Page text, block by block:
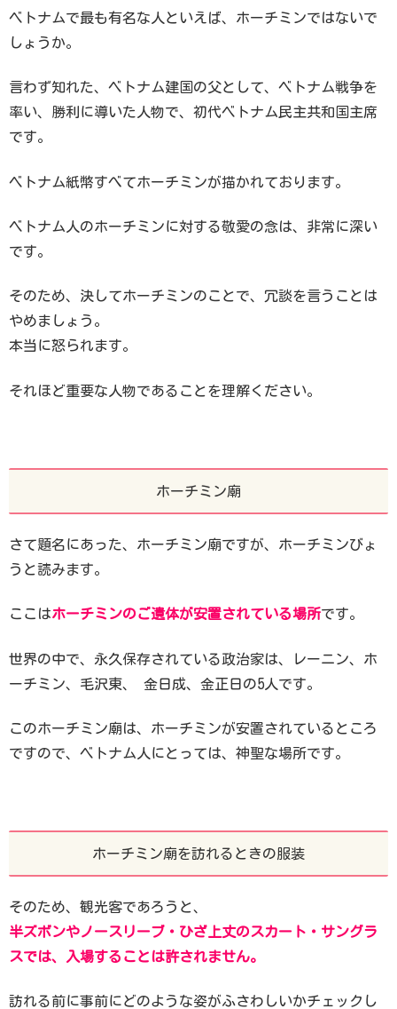
ベトナムで最も有名な人といえば、ホーチミンではないで
しょうか。
言わず知れた、ベトナム建国の父として、ベトナム戦争を
率い、勝利に導いた人物で、初代ベトナム民主共和国主席
です。
ベトナム紙幣すべてホーチミンが描かれております。
ベトナム人のホーチミンに対する敬愛の念は、非常に深い
です。
そのため、決してホーチミンのことで、冗談を言うことは
やめましょう。
本当に怒られます。
それほど重要な人物であることを理解ください。
ホーチミン廟
さて題名にあった、ホーチミン廟ですが、ホーチミンびょ
うと読みます。
ここはホーチミンのご遺体が安置されている場所です。
世界の中で、永久保存されている政治家は、レーニン、ホ
ーチミン、毛沢東、 金日成、金正日の5人です。
このホーチミン廟は、ホーチミンが安置されているところ
ですので、ベトナム人にとっては、神聖な場所です。
ホーチミン廟を訪れるときの服装
そのため、観光客であろうと、
半ズボンやノースリーブ・ひざ上丈のスカート・サングラ
スでは、入場することは許されません。
訪れる前に事前にどのような姿がふさわしいかチェックし